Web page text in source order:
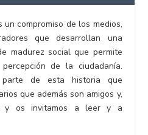
compromiso de los medios,
que desarrollan una
madurez social que permite
de la ciudadanía.
parte de esta historia que
que además son amigos y,
y os invitamos a leer y a